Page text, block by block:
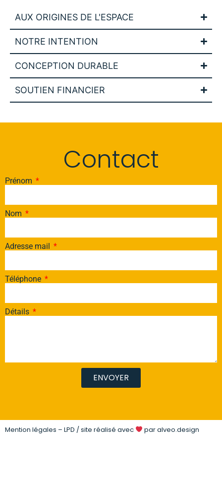
AUX ORIGINES DE L'ESPACE
NOTRE INTENTION
CONCEPTION DURABLE
SOUTIEN FINANCIER
Contact
Prénom
Nom
Adresse mail
Téléphone
Détails
ENVOYER
Mention légales – LPD / site réalisé avec paralveo.design